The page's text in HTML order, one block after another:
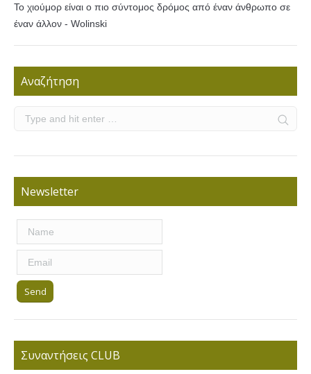
Το χιούμορ είναι ο πιο σύντομος δρόμος από έναν άνθρωπο σε
έναν άλλον - Wolinski
Αναζήτηση
Newsletter
Συναντήσεις CLUB